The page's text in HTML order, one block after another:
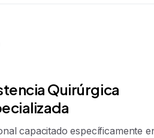
Quirúrgica
capacitado específicamente